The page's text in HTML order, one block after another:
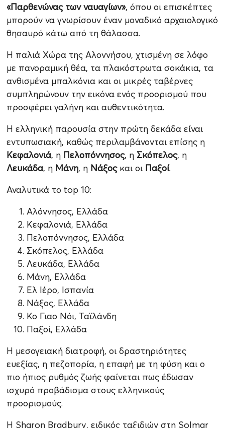
«Παρθενώνας των ναυαγίων», όπου οι επισκέπτες
μπορούν να γνωρίσουν έναν μοναδικό αρχαιολογικό
θησαυρό κάτω από τη θάλασσα.
Η παλιά Χώρα της Αλοννήσου, χτισμένη σε λόφο
με πανοραμική θέα, τα πλακόστρωτα σοκάκια, τα
ανθισμένα μπαλκόνια και οι μικρές ταβέρνες
συμπληρώνουν την εικόνα ενός προορισμού που
προσφέρει γαλήνη και αυθεντικότητα.
Η ελληνική παρουσία στην πρώτη δεκάδα είναι
εντυπωσιακή, καθώς περιλαμβάνονται επίσης η
Κεφαλονιά, η Πελοπόννησος, η Σκόπελος, η
Λευκάδα, η Μάνη, η Νάξοςκαι οι Παξοί.
Αναλυτικά το top 10:
Αλόννησος, Ελλάδα
Κεφαλονιά, Ελλάδα
Πελοπόννησος, Ελλάδα
Σκόπελος, Ελλάδα
Λευκάδα, Ελλάδα
Μάνη, Ελλάδα
Ελ Ιέρο, Ισπανία
Νάξος, Ελλάδα
Κο Γιαο Νόι, Ταϊλάνδη
Παξοί, Ελλάδα
Η μεσογειακή διατροφή, οι δραστηριότητες
ευεξίας, η πεζοπορία, η επαφή με τη φύση και ο
πιο ήπιος ρυθμός ζωής φαίνεται πως έδωσαν
ισχυρό προβάδισμα στους ελληνικούς
προορισμούς.
Η Sharon Bradbury, ειδικός ταξιδιών στη Solmar